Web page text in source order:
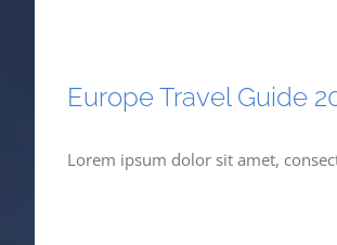
Europe Travel Guide
Lorem ipsum dolor sit amet,